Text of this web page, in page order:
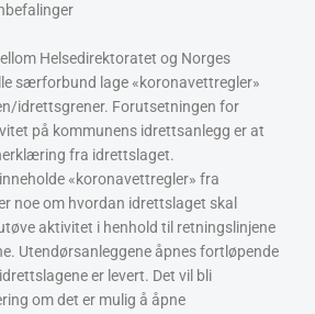
Helsedirektoratet og Norges
særforbund lage «koronavettregler»
idrettsgrener. Forutsetningen for
på kommunens idrettsanlegg er at
fra idrettslaget.
«koronavettregler» fra
noe om hvordan idrettslaget skal
aktivitet i henhold til retningslinjene
Utendørsanleggene åpnes fortløpende
er levert. Det vil bli
om det er mulig å åpne